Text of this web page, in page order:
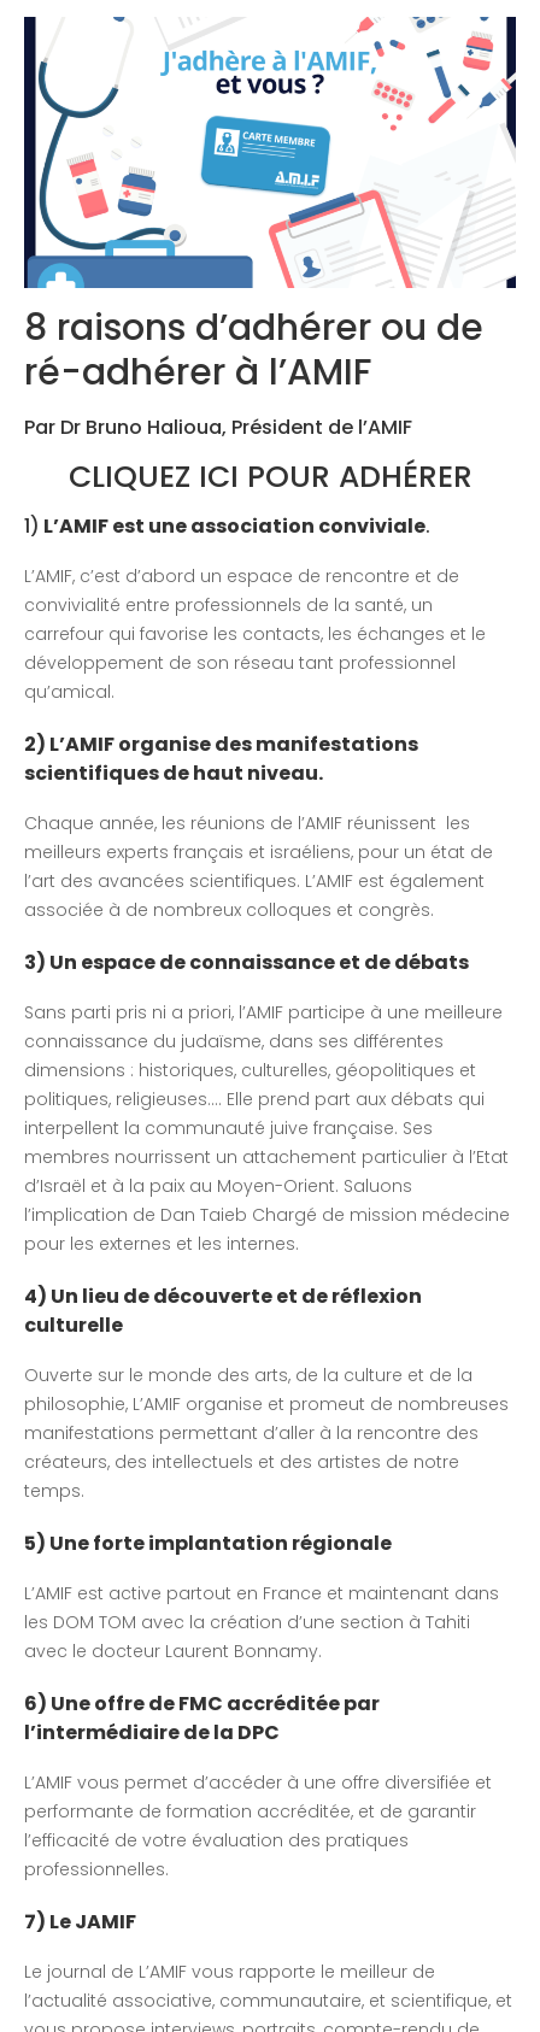
Congrès 2019
Congrès 2020
8 raisons d’adhérer ou de
ré-adhérer à l’AMIF
Par Dr Bruno Halioua, Président de l’AMIF
CLIQUEZ ICI POUR ADHÉRER
1) L’AMIF est une association conviviale.
L’AMIF, c’est d’abord un espace de rencontre et de
convivialité entre professionnels de la santé, un
carrefour qui favorise les contacts, les échanges et le
développement de son réseau tant professionnel
qu’amical.
2) L’AMIF organise des manifestations
scientifiques de haut niveau.
Chaque année, les réunions de l’AMIF réunissent les
meilleurs experts français et israéliens, pour un état de
l’art des avancées scientifiques. L’AMIF est également
associée à de nombreux colloques et congrès.
3) Un espace de connaissance et de débats
Sans parti pris ni a priori, l’AMIF participe à une meilleure
connaissance du judaïsme, dans ses différentes
dimensions : historiques, culturelles, géopolitiques et
politiques, religieuses…. Elle prend part aux débats qui
interpellent la communauté juive française. Ses
membres nourrissent un attachement particulier à l’Etat
d’Israël et à la paix au Moyen-Orient. Saluons
l’implication de Dan Taieb Chargé de mission médecine
pour les externes et les internes.
4) Un lieu de découverte et de réflexion
culturelle
Ouverte sur le monde des arts, de la culture et de la
philosophie, L’AMIF organise et promeut de nombreuses
manifestations permettant d’aller à la rencontre des
créateurs, des intellectuels et des artistes de notre
temps.
5) Une forte implantation régionale
L’AMIF est active partout en France et maintenant dans
les DOM TOM avec la création d’une section à Tahiti
avec le docteur Laurent Bonnamy.
6) Une offre de FMC accréditée par
l’intermédiaire de la DPC
L’AMIF vous permet d’accéder à une offre diversifiée et
performante de formation accréditée, et de garantir
l’efficacité de votre évaluation des pratiques
professionnelles.
7) Le JAMIF
Le journal de L’AMIF vous rapporte le meilleur de
l’actualité associative, communautaire, et scientifique, et